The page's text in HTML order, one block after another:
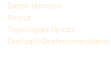
Datos técnicos
Pinout
Topologías típicas
Drehzahl-